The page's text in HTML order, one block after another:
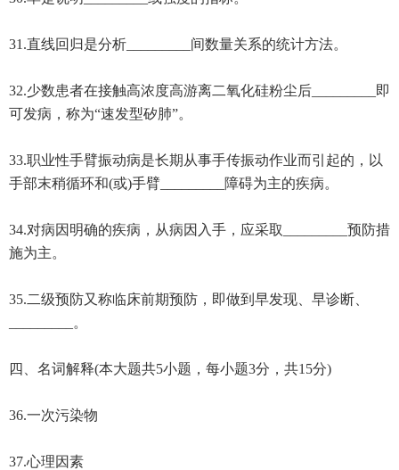
31.直线回归是分析_________间数量关系的统计方法。
32.少数患者在接触高浓度高游离二氧化硅粉尘后_________即
可发病，称为“速发型矽肺”。
33.职业性手臂振动病是长期从事手传振动作业而引起的，以
手部末稍循环和(或)手臂_________障碍为主的疾病。
34.对病因明确的疾病，从病因入手，应采取_________预防措
施为主。
35.二级预防又称临床前期预防，即做到早发现、早诊断、
_________。
四、名词解释(本大题共5小题，每小题3分，共15分)
36.一次污染物
37.心理因素